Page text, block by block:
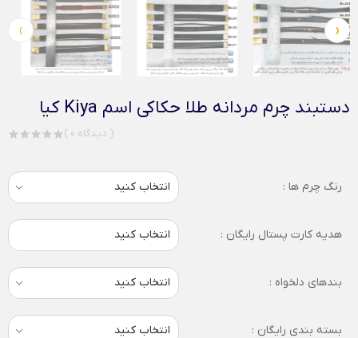
‹
›
دستبند چرم مردانه طلا حکاکی اسم Kiya کیا
( 0 دیدگاه )
رنگ چرم ها :
هدیه کارت پستال رایگان : انتخاب کنید
بندهای دلخواه :
بسته بندی رایگان :